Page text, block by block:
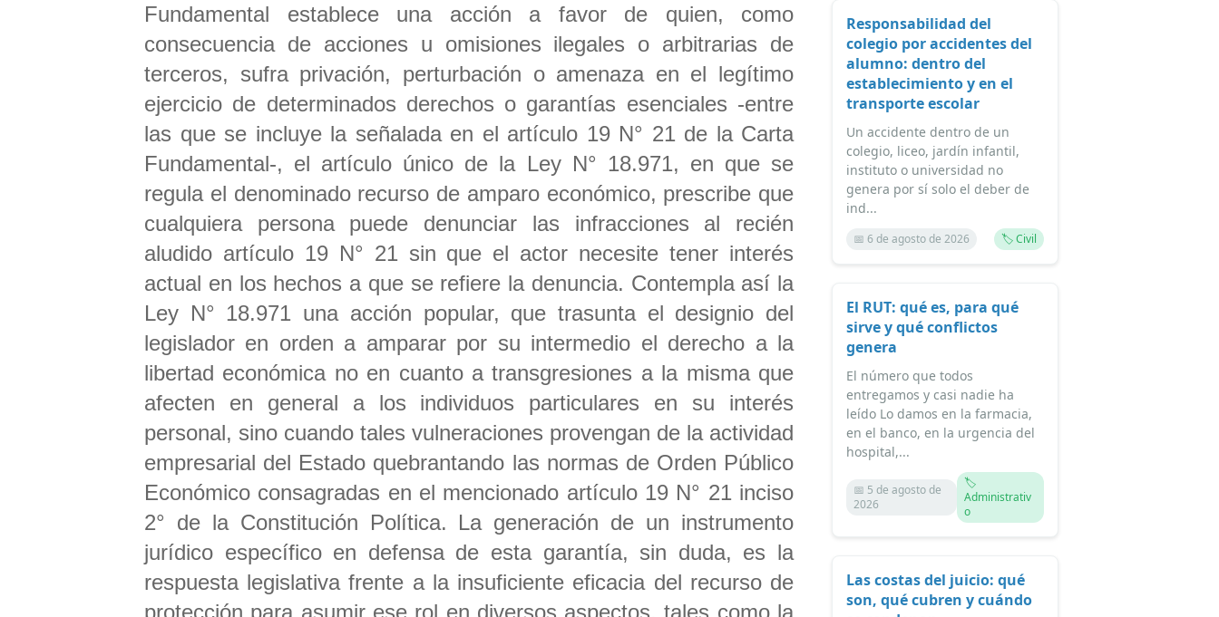
Fundamental establece una acción a favor de quien, como
consecuencia de acciones u omisiones ilegales o arbitrarias de
terceros, sufra privación, perturbación o amenaza en el legítimo
ejercicio de determinados derechos o garantías esenciales -entre
las que se incluye la señalada en el artículo 19 N° 21 de la Carta
Fundamental-, el artículo único de la Ley N° 18.971, en que se
regula el denominado recurso de amparo económico, prescribe que
cualquiera persona puede denunciar las infracciones al recién
aludido artículo 19 N° 21 sin que el actor necesite tener interés
actual en los hechos a que se refiere la denuncia. Contempla así la
Ley N° 18.971 una acción popular, que trasunta el designio del
legislador en orden a amparar por su intermedio el derecho a la
libertad económica no en cuanto a transgresiones a la misma que
afecten en general a los individuos particulares en su interés
personal, sino cuando tales vulneraciones provengan de la actividad
empresarial del Estado quebrantando las normas de Orden Público
Económico consagradas en el mencionado artículo 19 N° 21 inciso
2° de la Constitución Política. La generación de un instrumento
jurídico específico en defensa de esta garantía, sin duda, es la
respuesta legislativa frente a la insuficiente eficacia del recurso de
protección para asumir ese rol en diversos aspectos, tales como la
Responsabilidad del
colegio por accidentes del
alumno: dentro del
establecimiento y en el
transporte escolar
Un accidente dentro de un
colegio, liceo, jardín infantil,
instituto o universidad no
genera por sí solo el deber de
ind...
📅 6 de agosto de 2026 🏷️ Civil
El RUT: qué es, para qué
sirve y qué conflictos
genera
El número que todos
entregamos y casi nadie ha
leído Lo damos en la farmacia,
en el banco, en la urgencia del
hospital,...
📅 5 de agosto de
2026
🏷️
Administrativ
o
Las costas del juicio: qué
son, qué cubren y cuándo